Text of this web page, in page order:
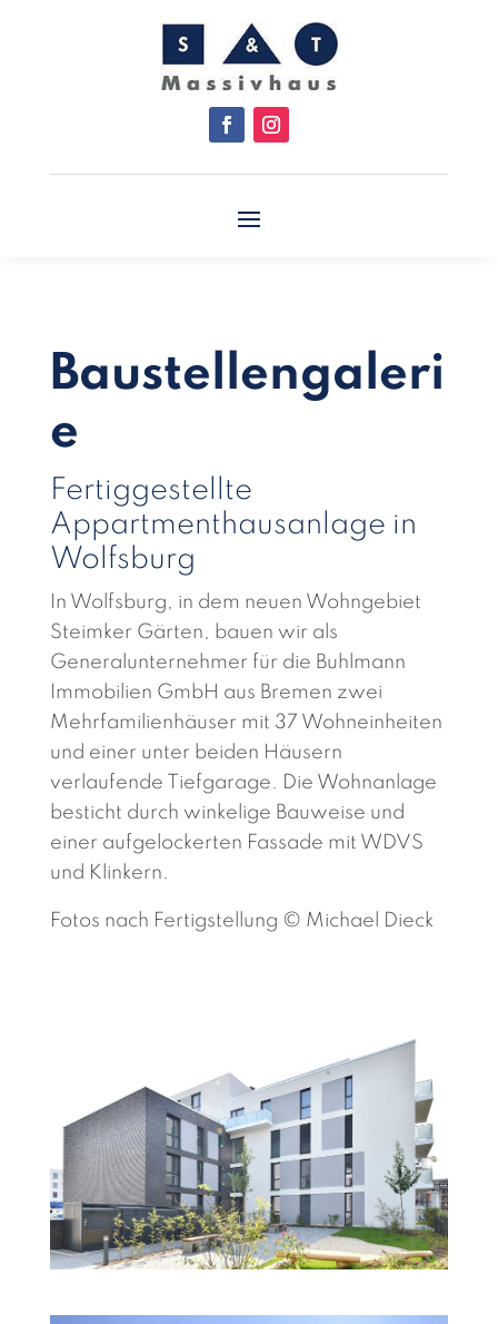
Baustellengaleri
e
Fertiggestellte
Appartmenthausanlage in
Wolfsburg
In Wolfsburg, in dem neuen Wohngebiet
Steimker Gärten, bauen wir als
Generalunternehmer für die Buhlmann
Immobilien GmbH aus Bremen zwei
Mehrfamilienhäuser mit 37 Wohneinheiten
und einer unter beiden Häusern
verlaufende Tiefgarage. Die Wohnanlage
besticht durch winkelige Bauweise und
einer aufgelockerten Fassade mit WDVS
und Klinkern.
Fotos nach Fertigstellung © Michael Dieck